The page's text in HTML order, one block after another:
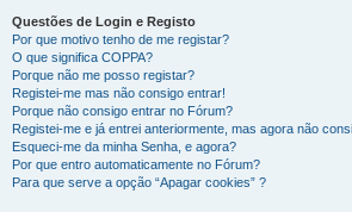
Questões de Login e Registo
Por que motivo tenho de me registar?
O que significa COPPA?
Porque não me posso registar?
Registei-me mas não consigo entrar!
Porque não consigo entrar no Fórum?
Registei-me e já entrei anteriormente, mas agora não
Esqueci-me da minha Senha, e agora?
Por que entro automaticamente no Fórum?
Para que serve a opção “Apagar cookies” ?